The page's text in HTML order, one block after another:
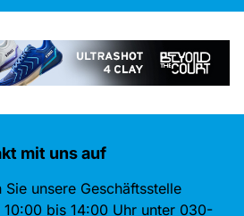
mit uns auf
unsere Geschäftsstelle
bis 14:00 Uhr unter 030-